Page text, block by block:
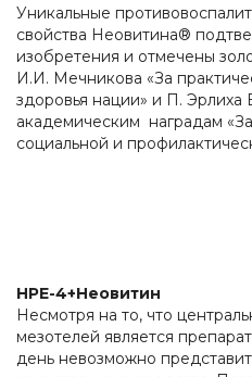
Уникальные
свойства Неовитина®
изобретения и отмечены
И.И. Мечникова «За
здоровья нации» и П.
академическим наградам
социальной и
НРЕ-4+Неовитин
Несмотря на то, что
мезотелей является
день невозможно